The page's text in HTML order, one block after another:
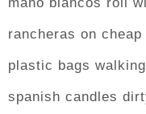
rancheras on
plastic bags
spanish candles